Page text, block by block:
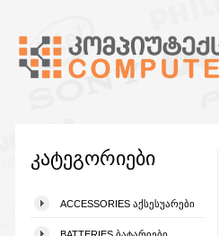
კატეგორიები
ACCESSORIES ᲐᲥᲡᲔᲡᲣᲐᲠᲔᲑᲘ